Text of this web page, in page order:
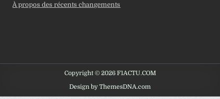
À propos des récents changements
Copyright © 2026 F1ACTU.COM
Design by ThemesDNA.com